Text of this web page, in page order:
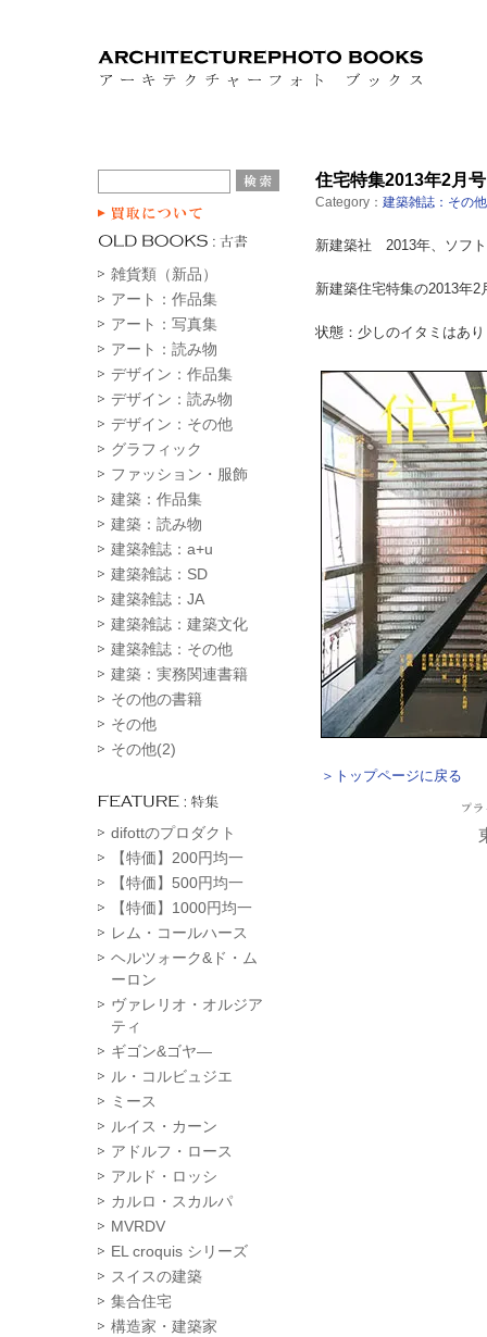
雑貨類（新品）
アート：作品集
アート：写真集
アート：読み物
デザイン：作品集
デザイン：読み物
デザイン：その他
グラフィック
ファッション・服飾
建築：作品集
建築：読み物
建築雑誌：a+u
建築雑誌：SD
建築雑誌：JA
建築雑誌：建築文化
建築雑誌：その他
建築：実務関連書籍
その他の書籍
その他
その他(2)
difottのプロダクト
【特価】200円均一
【特価】500円均一
【特価】1000円均一
レム・コールハース
ヘルツォーク&ド・ム
ーロン
ヴァレリオ・オルジア
ティ
ギゴン&ゴヤ―
ル・コルビュジエ
ミース
ルイス・カーン
アドルフ・ロース
アルド・ロッシ
カルロ・スカルパ
MVRDV
EL croquis シリーズ
スイスの建築
集合住宅
構造家・建築家
住宅特集2013年2月号
Category： 建築雑誌：その他
新建築社 2013年、ソフ
新建築住宅特集の2013年2
状態：少しのイタミはあ
＞トップページに戻る